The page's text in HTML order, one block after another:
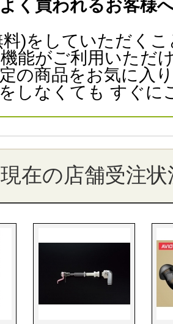
く買われるお客様
料)をしていただくこ
能がご利用いただ
の商品をお気に入
しなくても すぐに
現在の店舗受注状